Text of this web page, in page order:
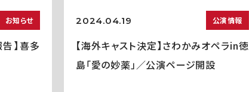
お知らせ
】喜多
2024.04.19 公演情報
【海外キャスト決定】さわかみオペラin徳
島「愛の妙薬」／公演ページ開設